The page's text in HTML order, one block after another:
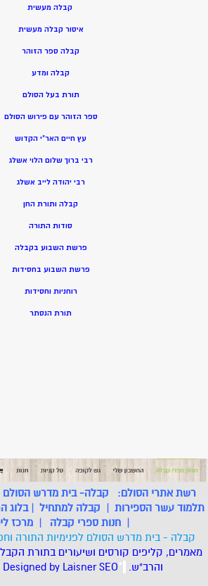
קבלה מעשית
איסור קבלה מעשית
קבלה ספר הזוהר
קבלה ומדע
תורת בעל הסולם
ספר הזוהר עם פירוש הסולם
עץ חיים האר”י הקדוש
רבי ברוך שלום הלוי אשלג
רבי יהודה לייב אשלג
קבלה ותורת החן
סודות התורה
פרשת השבוע בקבלה
פרשת השבוע בחסידות
רוחניות וחסידות
תורת הנסתר
רשת אתרי הסולם: קבלה- בית מדרש הסולם
תלמוד עשר הספירות | קבלה למתחיל |בלוג
| חנות ספרי קבלה | מרכז
קבלה - בית מדרש הסולם לפנימיות התורה
מאמרים, קליפים קורסים ושיעורים בתורת
והרב"ש. *
Designed by LaisnerSEO